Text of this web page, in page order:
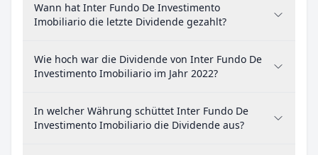
Wann hat Inter Fundo De Investimento
Imobiliario die letzte Dividende gezahlt?
Wie hoch war die Dividende von Inter Fundo De
Investimento Imobiliario im Jahr 2022?
In welcher Währung schüttet Inter Fundo De
Investimento Imobiliario die Dividende aus?